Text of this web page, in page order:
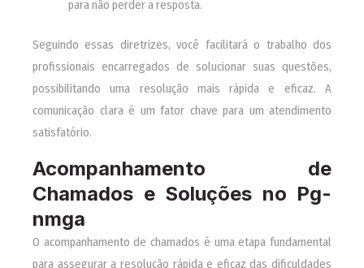
para não perder a resposta.
Seguindo essas diretrizes, você facilitará o trabalho dos
profissionais encarregados de solucionar suas questões,
possibilitando uma resolução mais rápida e eficaz. A
comunicação clara é um fator chave para um atendimento
satisfatório.
Acompanhamento de
Chamados e Soluções no Pg-
nmga
O acompanhamento de chamados é uma etapa fundamental
para assegurar a resolução rápida e eficaz das dificuldades